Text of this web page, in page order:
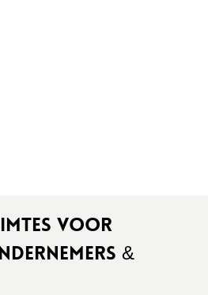
VOOR
&